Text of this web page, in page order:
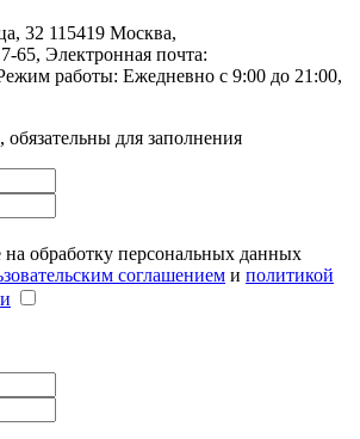
32 115419 Москва,
65, Электронная почта:
работы: Ежедневно с 9:00 до 21:00,
, обязательны для заполнения
на обработку персональных данных
соглашением и политикой